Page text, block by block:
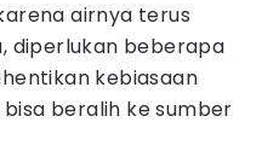
airnya terus
diperlukan beberapa
kebiasaan
beralih ke sumber